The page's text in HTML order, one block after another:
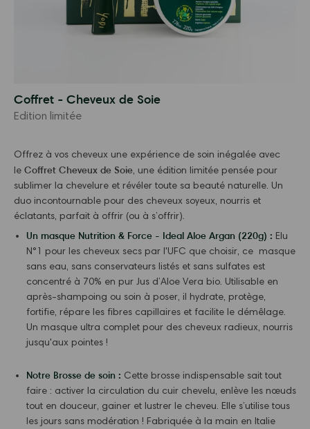
Coffret - Cheveux de Soie
Edition limitée
Offrez à vos cheveux une expérience de soin inégalée avec
le Coffret Cheveux de Soie, une édition limitée pensée pour
sublimer la chevelure et révéler toute sa beauté naturelle. Un
duo incontournable pour des cheveux soyeux, nourris et
éclatants, parfait à offrir (ou à s’offrir).
Un masque Nutrition & Force - Ideal Aloe Argan (220g) : Elu
N°1 pour les cheveux secs par l'UFC que choisir, ce masque
sans eau, sans conservateurs listés et sans sulfates est
concentré à 70% en pur Jus d’Aloe Vera bio. Utilisable en
après-shampoing ou soin à poser, il hydrate, protège,
fortifie, répare les fibres capillaires et facilite le démêlage.
Un masque ultra complet pour des cheveux radieux, nourris
jusqu'aux pointes !
Notre Brosse de soin : Cette brosse indispensable sait tout
faire : activer la circulation du cuir chevelu, enlève les nœuds
tout en douceur, gainer et lustrer le cheveu. Elle s’utilise tous
les jours sans modération ! Fabriquée à la main en Italie